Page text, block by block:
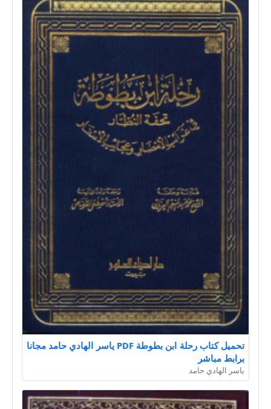
تحميل كتاب رحلة ابن بطوطة PDF ياسر الهادي حامد مجانا
برابط مباشر
ياسر الهادي حامد